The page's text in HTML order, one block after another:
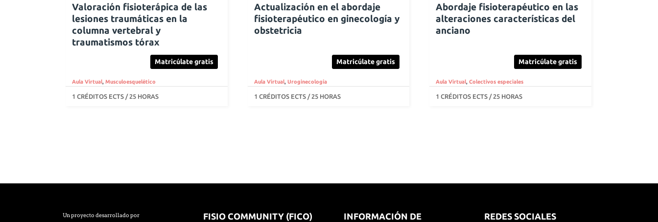
Valoración fisioterápica de las
lesiones traumáticas en la
columna vertebral y
traumatismos tórax
Matricúlate gratis
Aula Virtual,Musculoesquelético
1 CRÉDITOS ECTS / 25 HORAS
Actualización en el abordaje
fisioterapéutico en ginecología y
obstetricia
Matricúlate gratis
Aula Virtual, Uroginecología
1 CRÉDITOS ECTS / 25 HORAS
Abordaje fisioterapéutico en las
alteraciones características del
anciano
Matricúlate gratis
Aula Virtual,Colectivos especiales
1 CRÉDITOS ECTS / 25 HORAS
Un proyecto desarrollado por FISIO COMMUNITY (FICO)
INFORMACIÓN DE
REDES SOCIALES